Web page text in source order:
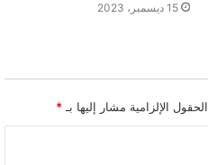
15 ديسمبر، 2023
الحقول الإلزامية مشار إليها بـ *